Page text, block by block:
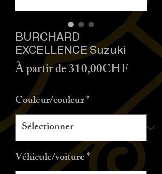
BURCHARD
EXCELLENCE Suzuki
À partir de310,00CHFPrix
Couleur/couleur*
Véhicule/voiture*